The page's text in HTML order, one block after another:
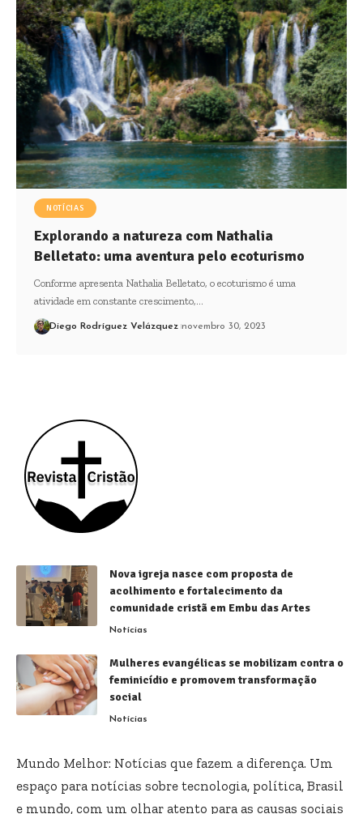
NOTÍCIAS
Explorando a natureza com Nathalia
Belletato: uma aventura pelo ecoturismo
Conforme apresenta Nathalia Belletato, o ecoturismo é uma
atividade em constante crescimento,…
Diego Rodríguez Velázquez novembro 30, 2023
Nova igreja nasce com proposta de
acolhimento e fortalecimento da
comunidade cristã em Embu das Artes
Notícias
Mulheres evangélicas se mobilizam contra o
feminicídio e promovem transformação
social
Notícias
Mundo Melhor: Notícias que fazem a diferença. Um
espaço para notícias sobre tecnologia, política, Brasil
e mundo, com um olhar atento para as causas sociais